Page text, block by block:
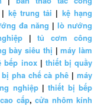
| kệ trung tải | kệ hạng
đa năng |lò nướng
|tủ cơm công
bày siêu thị |máy làm
bếp inox| thiết bị quầy
pha chế cà phê | máy
nghiệp|thiết bị bếp
cấp,cửa nhôm kính